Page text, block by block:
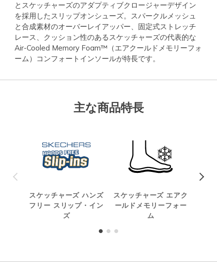
とスケッチャーズのアダプティブクロージャーデザイン
を採用したスリップオンシューズ。スパークルメッシュ
と合成素材のオーバーレイアッパー、固定式ストレッチ
レース、クッション性のあるスケッチャーズの代表的な
Air-Cooled Memory Foam™（エアクールドメモリーフォ
ーム）コンフォートインソールが特長です。
主な商品特長
スケッチャーズ ハンズ
フリー スリップ・イン
ズ
スケッチャーズ エアク
ールドメモリーフォー
ム